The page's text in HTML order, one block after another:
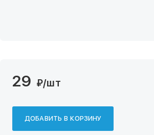
29 ₽/шт
ДОБАВИТЬ В КОРЗИНУ